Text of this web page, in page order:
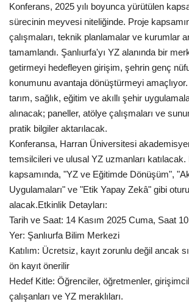
İletişim
Kültür Sanat
Konferans, 2025 yılı boyunca yürütülen
sürecinin meyvesi niteliğinde. Proje
çalışmaları, teknik planlamalar ve kurumlar
tamamlandı. Şanlıurfa'yı YZ alanında bir
getirmeyi hedefleyen girişim, şehrin genç
konumunu avantaja dönüştürmeyi
tarım, sağlık, eğitim ve akıllı şehir
alınacak; paneller, atölye çalışmaları ve
pratik bilgiler aktarılacak.
Konferansa, Harran Üniversitesi
temsilcileri ve ulusal YZ uzmanları katılacak.
kapsamında, "YZ ve Eğitimde Dönüşüm",
Uygulamaları" ve "Etik Yapay Zekâ" gibi
alacak.Etkinlik Detayları:
Tarih ve Saat: 14 Kasım 2025 Cuma, Saat
Yer: Şanlıurfa Bilim Merkezi
Katılım: Ücretsiz, kayıt zorunlu değil ancak
ön kayıt önerilir
Hedef Kitle: Öğrenciler, öğretmenler,
çalışanları ve YZ meraklıları.